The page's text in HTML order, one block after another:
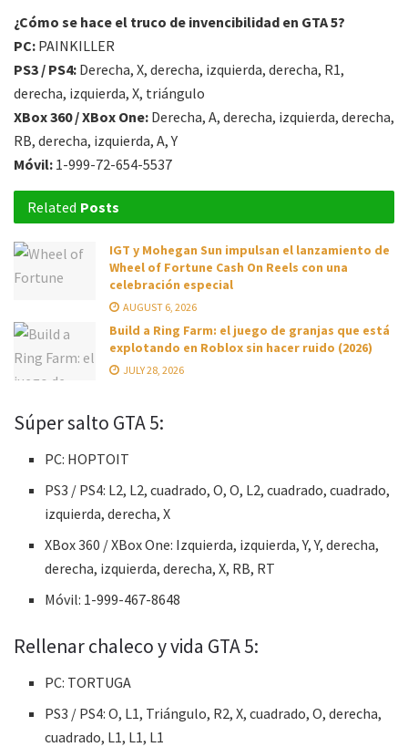
¿Cómo se hace el truco de invencibilidad en GTA 5?
PC: PAINKILLER
PS3 / PS4: Derecha, X, derecha, izquierda, derecha, R1,
derecha, izquierda, X, triángulo
XBox 360 / XBox One: Derecha, A, derecha, izquierda, derecha,
RB, derecha, izquierda, A, Y
Móvil: 1-999-72-654-5537
Related Posts
IGT y Mohegan Sun impulsan el lanzamiento de
Wheel of Fortune Cash On Reels con una
celebración especial
AUGUST 6, 2026
Build a Ring Farm: el juego de granjas que está
explotando en Roblox sin hacer ruido (2026)
JULY 28, 2026
Súper salto GTA 5:
PC: HOPTOIT
PS3 / PS4: L2, L2, cuadrado, O, O, L2, cuadrado, cuadrado,
izquierda, derecha, X
XBox 360 / XBox One: Izquierda, izquierda, Y, Y, derecha,
derecha, izquierda, derecha, X, RB, RT
Móvil: 1-999-467-8648
Rellenar chaleco y vida GTA 5:
PC: TORTUGA
PS3 / PS4: O, L1, Triángulo, R2, X, cuadrado, O, derecha,
cuadrado, L1, L1, L1